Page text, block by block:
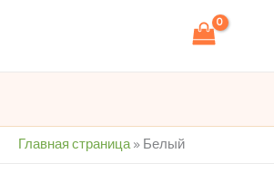
Главная страница» Белый
h